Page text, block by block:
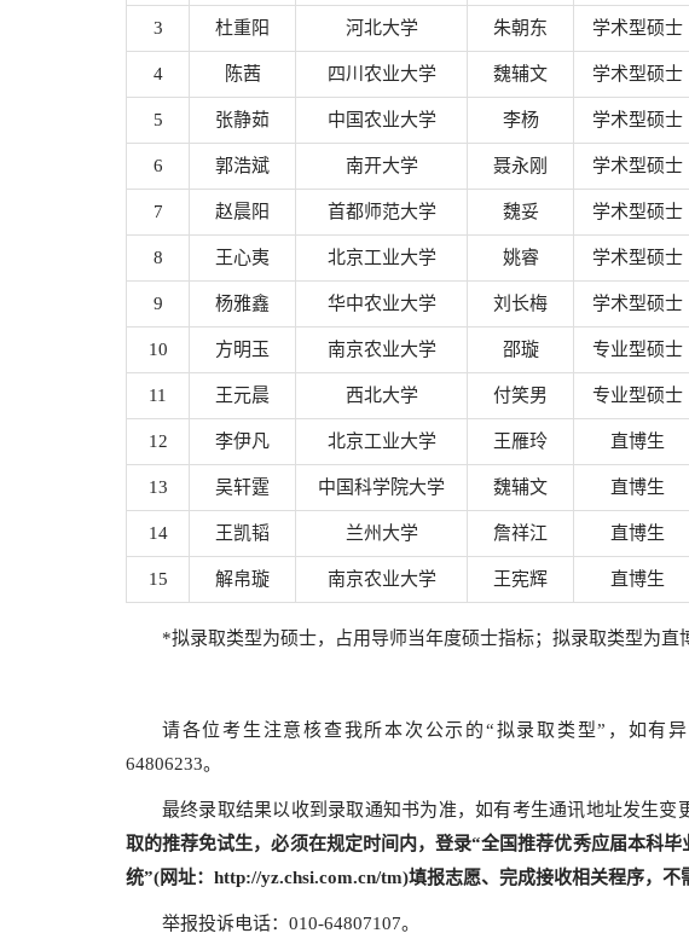
3 杜重阳 河北大学 朱朝东 学术型硕士
4 陈茜 四川农业大学 魏辅文 学术型硕士
5 张静茹 中国农业大学 李杨 学术型硕士
6 郭浩斌 南开大学 聂永刚 学术型硕士
7 赵晨阳 首都师范大学 魏妥 学术型硕士
8 王心夷 北京工业大学 姚睿 学术型硕士
9 杨雅鑫 华中农业大学 刘长梅 学术型硕士
10 方明玉 南京农业大学 邵璇 专业型硕士
11 王元晨 西北大学 付笑男 专业型硕士
12 李伊凡 北京工业大学 王雁玲 直博生
13 吴轩霆 中国科学院大学 魏辅文 直博生
14 王凯韬 兰州大学 詹祥江 直博生
15 解帛璇 南京农业大学 王宪辉 直博生
*拟录取类型为硕士，占用导师当年度硕士指标；拟录取类型为直
请各位考生注意核查我所本次公示的“拟录取类型”，如有
64806233。
最终录取结果以收到录取通知书为准，如有考生通讯地址发生变
取的推荐免试生，必须在规定时间内，登录“全国推荐优秀应届本科
统”(网址： http://yz.chsi.com.cn/tm)填报志愿、完成接收相关程序，不
举报投诉电话：010-64807107。